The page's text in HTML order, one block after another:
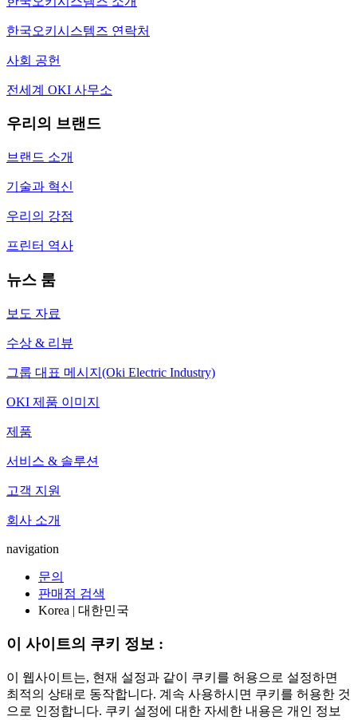
한국오키시스템즈 연락처
사회 공헌
전세계 OKI 사무소
우리의 브랜드
브랜드 소개
기술과 혁신
우리의 강점
프린터 역사
뉴스 룸
보도 자료
수상 & 리뷰
그룹 대표 메시지(Oki Electric Industry)
OKI 제품 이미지
제품
서비스 & 솔루션
고객 지원
회사 소개
navigation
문의
판매점 검색
Korea | 대한민국
이 사이트의 쿠키 정보 :
이 웹사이트는, 현재 설정과 같이 쿠키를 허용으로 설정하면
최적의 상태로 동작합니다. 계속 사용하시면 쿠키를 허용한 것
으로 인정합니다. 쿠키 설정에 대한 자세한 내용은 개인 정보